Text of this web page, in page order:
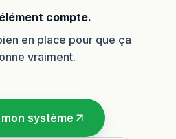
compte.
en place pour que ça
vraiment.
système